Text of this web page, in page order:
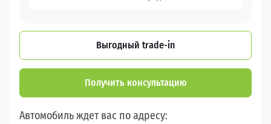
Выгодный trade-in
Получить консультацию
Автомобиль ждет вас по адресу: